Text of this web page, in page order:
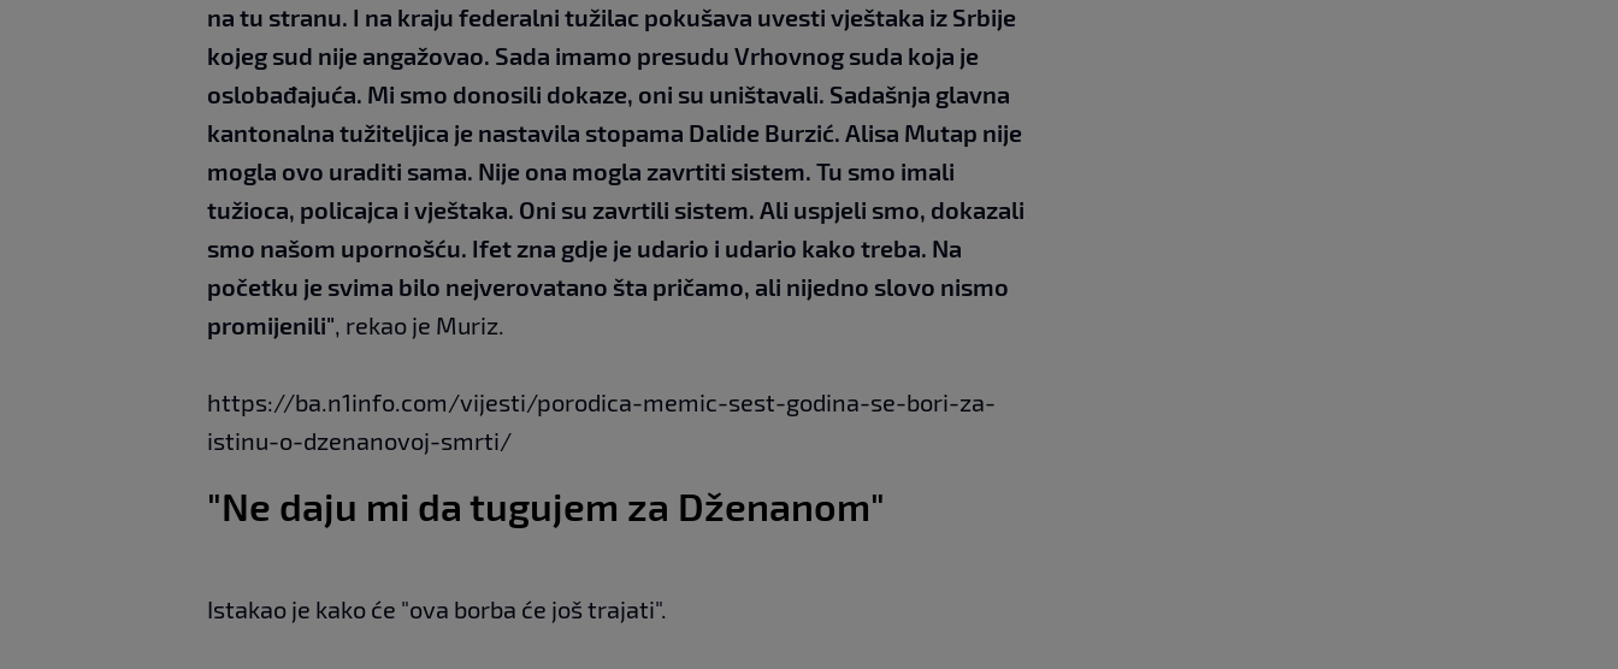
na tu stranu. I na kraju federalni tužilac pokušava uvesti vještaka iz Srbije
kojeg sud nije angažovao. Sada imamo presudu Vrhovnog suda koja je
oslobađajuća. Mi smo donosili dokaze, oni su uništavali. Sadašnja glavna
kantonalna tužiteljica je nastavila stopama Dalide Burzić. Alisa Mutap nije
mogla ovo uraditi sama. Nije ona mogla zavrtiti sistem. Tu smo imali
tužioca, policajca i vještaka. Oni su zavrtili sistem. Ali uspjeli smo, dokazali
smo našom upornošću. Ifet zna gdje je udario i udario kako treba. Na
početku je svima bilo nejverovatano šta pričamo, ali nijedno slovo nismo
promijenili" , rekao je Muriz.
https://ba.n1info.com/vijesti/porodica-memic-sest-godina-se-bori-za-
istinu-o-dzenanovoj-smrti/
"Ne daju mi da tugujem za Dženanom"
Istakao je kako će "ova borba će još trajati".